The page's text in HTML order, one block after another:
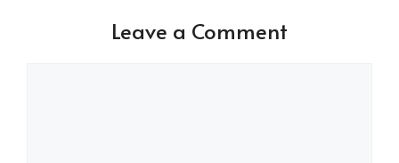
Leave a Comment